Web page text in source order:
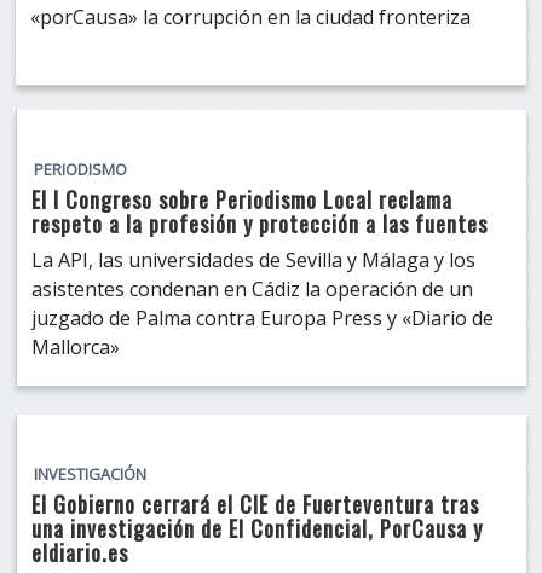
«porCausa» la corrupción en la ciudad fronteriza
PERIODISMO
El I Congreso sobre Periodismo Local reclama
respeto a la profesión y protección a las fuentes
La API, las universidades de Sevilla y Málaga y los
asistentes condenan en Cádiz la operación de un
juzgado de Palma contra Europa Press y «Diario de
Mallorca»
INVESTIGACIÓN
El Gobierno cerrará el CIE de Fuerteventura tras
una investigación de El Confidencial, PorCausa y
eldiario.es